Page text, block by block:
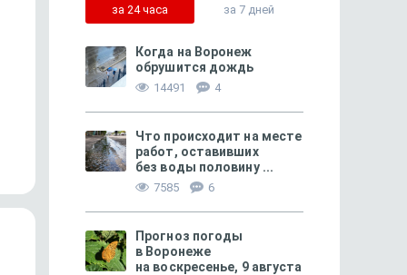
громкий скандал
за 24 часа за 7 дней
Когда на Воронеж
обрушится дождь
14491 4
Что происходит на месте
работ, оставивших
без воды половину ...
7585 6
Прогноз погоды
в Воронеже
на воскресенье, 9 августа